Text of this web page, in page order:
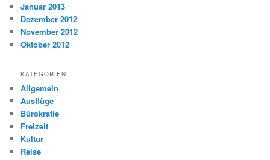
Januar 2013
Dezember 2012
November 2012
Oktober 2012
KATEGORIEN
Allgemein
Ausflüge
Bürokratie
Freizeit
Kultur
Reise